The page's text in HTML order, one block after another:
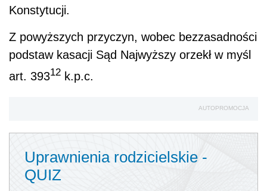
Konstytucji.
Z powyższych przyczyn, wobec bezzasadności
podstaw kasacji Sąd Najwyższy orzekł w myśl
art. 39312 k.p.c.
AUTOPROMOCJA
Uprawnienia rodzicielskie -
QUIZ